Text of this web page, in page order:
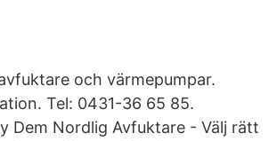
och värmepumpar.
Tel: 0431-36 65 85.
Dem Nordlig Avfuktare - Välj rätt